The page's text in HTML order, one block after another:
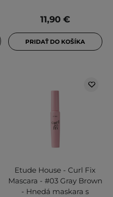
11,90 €
PRIDAŤ DO KOŠÍKA
Etude House - Curl Fix
Mascara - #03 Gray Brown
- Hnedá maskara s